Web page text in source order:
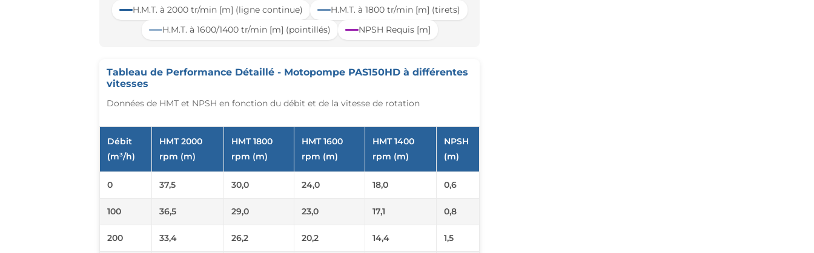
H.M.T. à 2000 tr/min [m] (ligne continue) H.M.T. à 1800 tr/min [m] (tirets)
H.M.T. à 1600/1400 tr/min [m] (pointillés) NPSH Requis [m]
Tableau de Performance Détaillé - Motopompe PAS150HD à différentes
vitesses
Données de HMT et NPSH en fonction du débit et de la vitesse de rotation
Débit
(m³/h)
HMT 2000
rpm (m)
HMT 1800
rpm (m)
HMT 1600
rpm (m)
HMT 1400
rpm (m)
NPSH
(m)
0 37,5 30,0 24,0 18,0 0,6
100 36,5 29,0 23,0 17,1 0,8
200 33,4 26,2 20,2 14,4 1,5